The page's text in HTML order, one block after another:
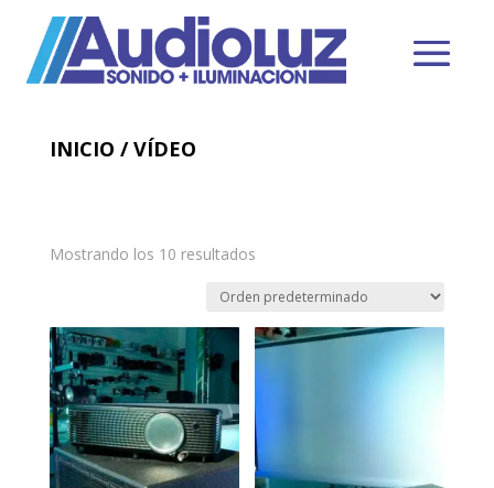
INICIO / VÍDEO
Mostrando los 10 resultados